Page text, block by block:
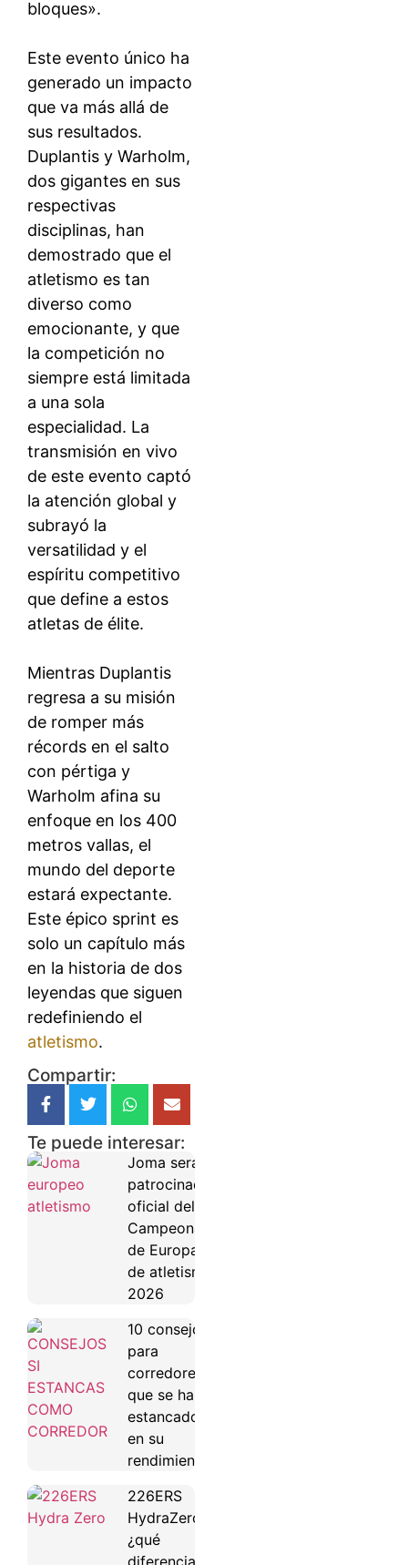
bloques».
Este evento único ha
generado un impacto
que va más allá de
sus resultados.
Duplantis y Warholm,
dos gigantes en sus
respectivas
disciplinas, han
demostrado que el
atletismo es tan
diverso como
emocionante, y que
la competición no
siempre está limitada
a una sola
especialidad. La
transmisión en vivo
de este evento captó
la atención global y
subrayó la
versatilidad y el
espíritu competitivo
que define a estos
atletas de élite.
Mientras Duplantis
regresa a su misión
de romper más
récords en el salto
con pértiga y
Warholm afina su
enfoque en los 400
metros vallas, el
mundo del deporte
estará expectante.
Este épico sprint es
solo un capítulo más
en la historia de dos
leyendas que siguen
redefiniendo el
atletismo.
Compartir:
Te puede interesar:
Joma será
patrocinador
oficial del
Campeonato
de Europa
de atletismo
2026
10 consejos
para
corredores
que se han
estancado
en su
rendimiento
226ERS
HydraZero:
¿qué